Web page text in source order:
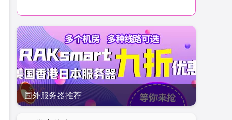
国外服务器推荐